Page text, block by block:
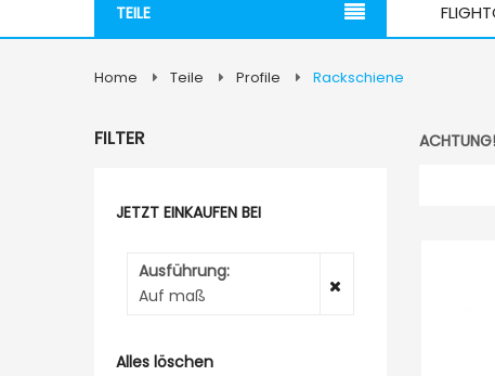
TEILE
Home Teile Profile Rackschiene
FILTER
JETZT EINKAUFEN BEI
Ausführung
Auf maß
Alles löschen